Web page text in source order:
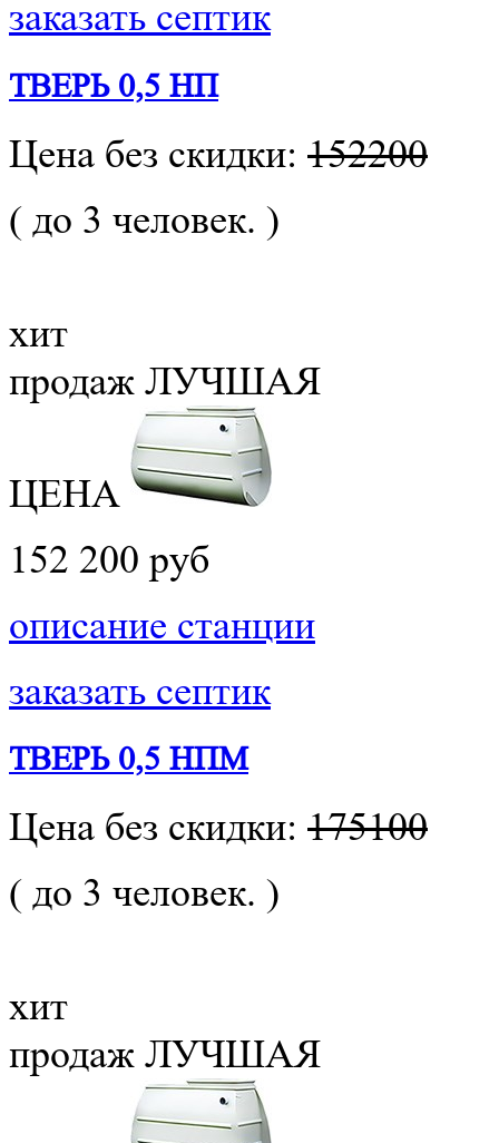
заказать септик
ТВЕРЬ 0,5 НП
Цена без скидки: 152200
( до 3 человек. )
хит
продаж ЛУЧШАЯ
ЦЕНА
152 200 руб
описание станции
заказать септик
ТВЕРЬ 0,5 НПМ
Цена без скидки: 175100
( до 3 человек. )
хит
продаж ЛУЧШАЯ